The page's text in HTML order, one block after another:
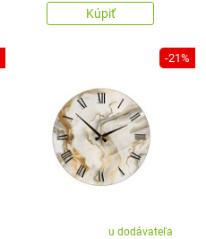
Kúpiť
-21%
u dodávateľa